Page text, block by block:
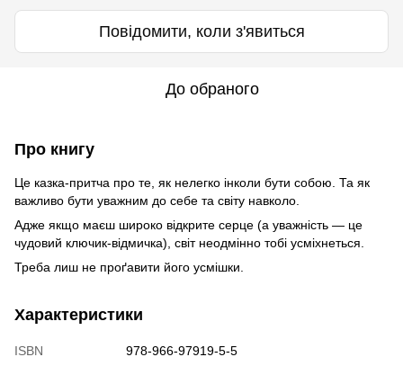
Повідомити, коли з'явиться
До обраного
Про книгу
Це казка-притча про те, як нелегко інколи бути собою. Та як
важливо бути уважним до себе та світу навколо.
Адже якщо маєш широко відкрите серце (а уважність — це
чудовий ключик-відмичка), світ неодмінно тобі усміхнеться.
Треба лиш не проґавити його усмішки.
Характеристики
ISBN
978-966-97919-5-5